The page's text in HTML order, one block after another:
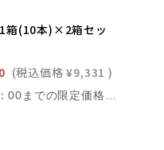
箱(10本)×2箱セッ
(税込価格 ¥9,331 )